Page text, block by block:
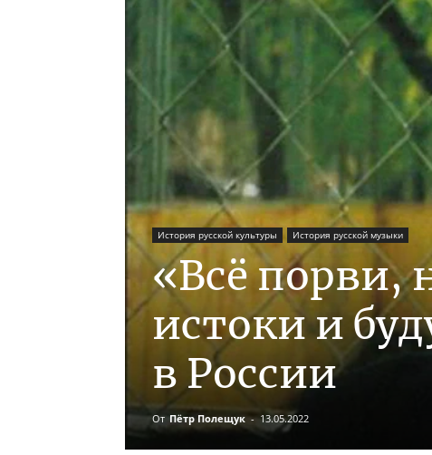
История русской культуры История русской музыки
«Всё порви,
истоки и
в России
От Пётр Полещук - 13.05.2022